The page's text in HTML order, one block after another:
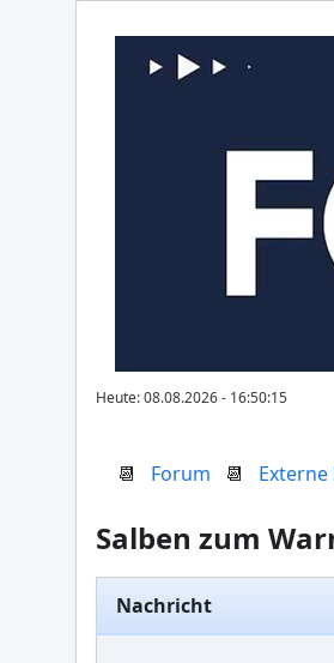
Heute: 08.08.2026 - 16:50:15
📆 Forum 📆 Externe
Salben zum
Nachricht